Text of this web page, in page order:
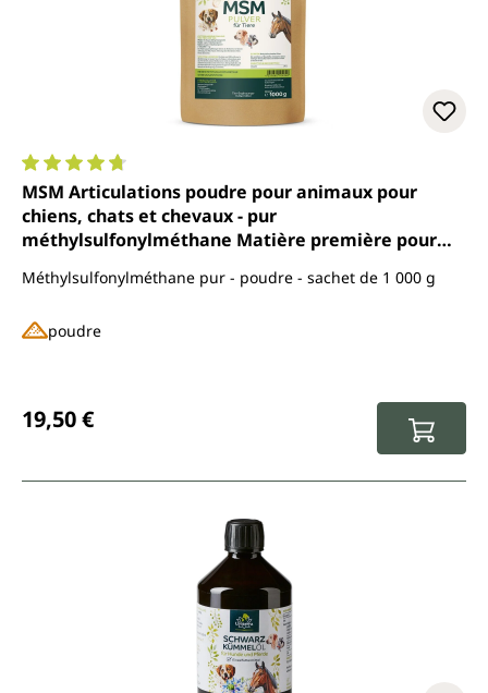
Note moyenne de 4.7 sur 5 étoiles
MSM Articulations poudre pour animaux pour
chiens, chats et chevaux - pur
méthylsulfonylméthane Matière première pour
Méthylsulfonylméthane pur - poudre - sachet de 1 000 g
poudre
19,50 €